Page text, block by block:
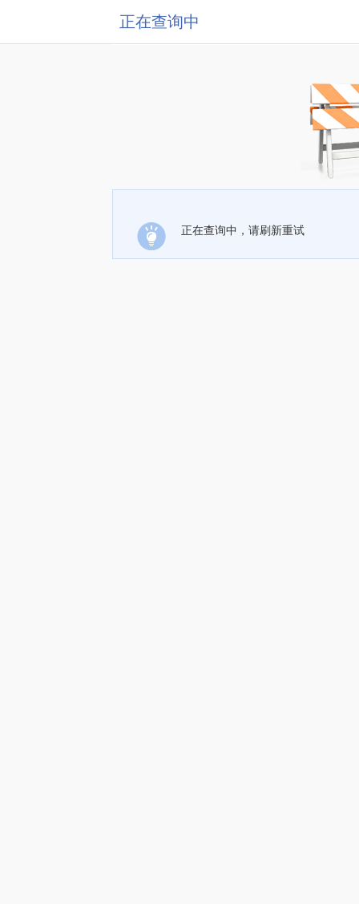
正在查询中
正在查询中，请刷新重试